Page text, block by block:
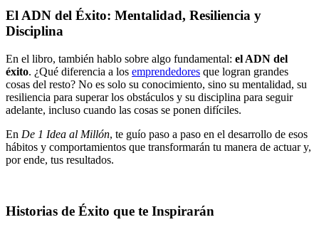
El ADN del Éxito: Mentalidad, Resiliencia y
Disciplina
En el libro, también hablo sobre algo fundamental: el ADN del
éxito. ¿Qué diferencia a los emprendedores que logran grandes
cosas del resto? No es solo su conocimiento, sino su mentalidad, su
resiliencia para superar los obstáculos y su disciplina para seguir
adelante, incluso cuando las cosas se ponen difíciles.
En De 1 Idea al Millón, te guío paso a paso en el desarrollo de esos
hábitos y comportamientos que transformarán tu manera de actuar y,
por ende, tus resultados.
Historias de Éxito que te Inspirarán